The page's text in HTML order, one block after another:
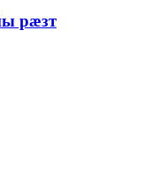
рæзт